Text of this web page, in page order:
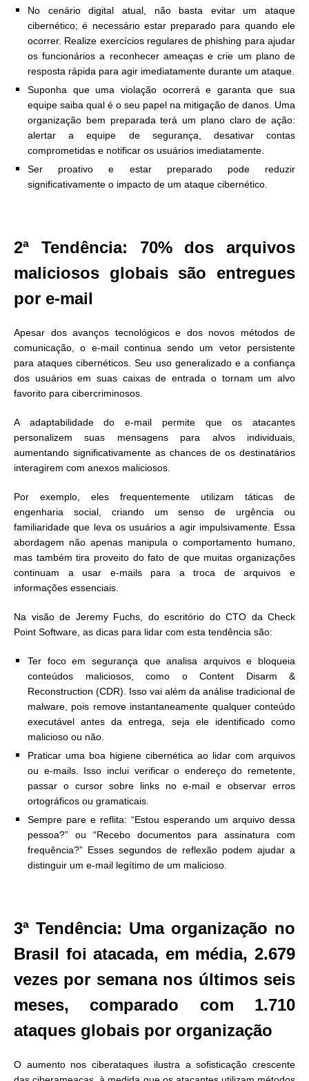
No cenário digital atual, não basta evitar um ataque
cibernético; é necessário estar preparado para quando ele
ocorrer. Realize exercícios regulares de phishing para ajudar
os funcionários a reconhecer ameaças e crie um plano de
resposta rápida para agir imediatamente durante um ataque.
Suponha que uma violação ocorrerá e garanta que sua
equipe saiba qual é o seu papel na mitigação de danos. Uma
organização bem preparada terá um plano claro de ação:
alertar a equipe de segurança, desativar contas
comprometidas e notificar os usuários imediatamente.
Ser proativo e estar preparado pode reduzir
significativamente o impacto de um ataque cibernético.
2ª Tendência: 70% dos arquivos
maliciosos globais são entregues
por e-mail
Apesar dos avanços tecnológicos e dos novos métodos de
comunicação, o e-mail continua sendo um vetor persistente
para ataques cibernéticos. Seu uso generalizado e a confiança
dos usuários em suas caixas de entrada o tornam um alvo
favorito para cibercriminosos.
A adaptabilidade do e-mail permite que os atacantes
personalizem suas mensagens para alvos individuais,
aumentando significativamente as chances de os destinatários
interagirem com anexos maliciosos.
Por exemplo, eles frequentemente utilizam táticas de
engenharia social, criando um senso de urgência ou
familiaridade que leva os usuários a agir impulsivamente. Essa
abordagem não apenas manipula o comportamento humano,
mas também tira proveito do fato de que muitas organizações
continuam a usar e-mails para a troca de arquivos e
informações essenciais.
Na visão de Jeremy Fuchs, do escritório do CTO da Check
Point Software, as dicas para lidar com esta tendência são:
Ter foco em segurança que analisa arquivos e bloqueia
conteúdos maliciosos, como o Content Disarm &
Reconstruction (CDR). Isso vai além da análise tradicional de
malware, pois remove instantaneamente qualquer conteúdo
executável antes da entrega, seja ele identificado como
malicioso ou não.
Praticar uma boa higiene cibernética ao lidar com arquivos
ou e-mails. Isso inclui verificar o endereço do remetente,
passar o cursor sobre links no e-mail e observar erros
ortográficos ou gramaticais.
Sempre pare e reflita: “Estou esperando um arquivo dessa
pessoa?” ou “Recebo documentos para assinatura com
frequência?” Esses segundos de reflexão podem ajudar a
distinguir um e-mail legítimo de um malicioso.
3ª Tendência: Uma organização no
Brasil foi atacada, em média, 2.679
vezes por semana nos últimos seis
meses, comparado com 1.710
ataques globais por organização
O aumento nos ciberataques ilustra a sofisticação crescente